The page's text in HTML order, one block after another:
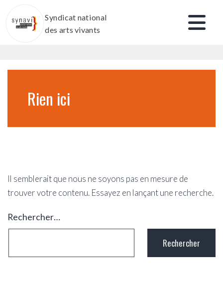
contenu
Syndicat national
des arts vivants
Rien ici
Il semblerait que nous ne soyons pas en mesure de
trouver votre contenu. Essayez en lançant une recherche.
Rechercher…